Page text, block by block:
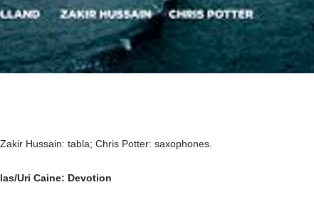
Hussain: tabla; Chris Potter: saxophones.
Uri Caine: Devotion